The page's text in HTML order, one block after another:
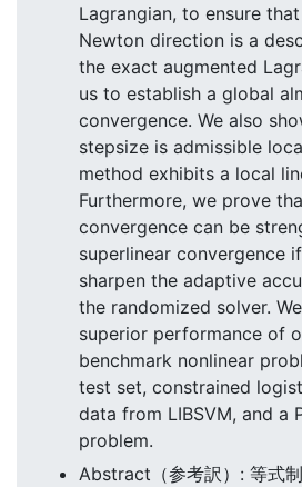
Lagrangian, to ensure
Newton direction is a
the exact augmented
us to establish a global
convergence. We also
stepsize is admissible
method exhibits a local
Furthermore, we prove
convergence can be
superlinear convergence
sharpen the adaptive
the randomized solver.
superior performance of
benchmark nonlinear
test set, constrained
data from LIBSVM, and a
problem.
Abstract（参考訳）: 等式